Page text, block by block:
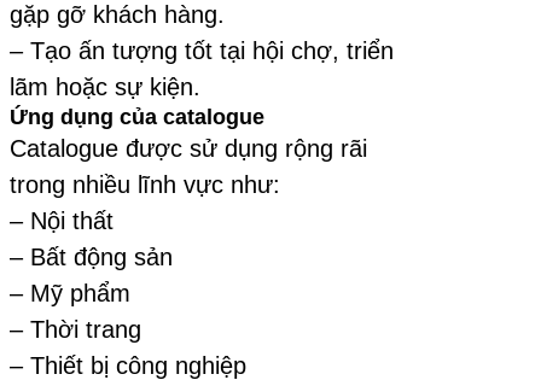
gặp gỡ khách hàng.
– Tạo ấn tượng tốt tại hội chợ, triển
lãm hoặc sự kiện.
Ứng dụng của catalogue
Catalogue được sử dụng rộng rãi
trong nhiều lĩnh vực như:
– Nội thất
– Bất động sản
– Mỹ phẩm
– Thời trang
– Thiết bị công nghiệp